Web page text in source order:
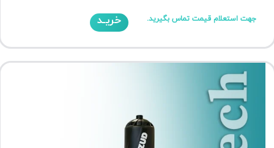
جهت استعلام قیمت تماس بگیرید. خریـد